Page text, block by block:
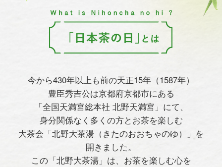
今から430年以上も前の天正15年（1587年）
豊臣秀吉公は京都府京都市にある
「全国天満宮総本社 北野天満宮」にて、
身分関係なく多くの方とお茶を楽しむ
大茶会「北野大茶湯（きたのおおちゃのゆ）」を
開きました。
この「北野大茶湯」は、お茶を楽しむ心を